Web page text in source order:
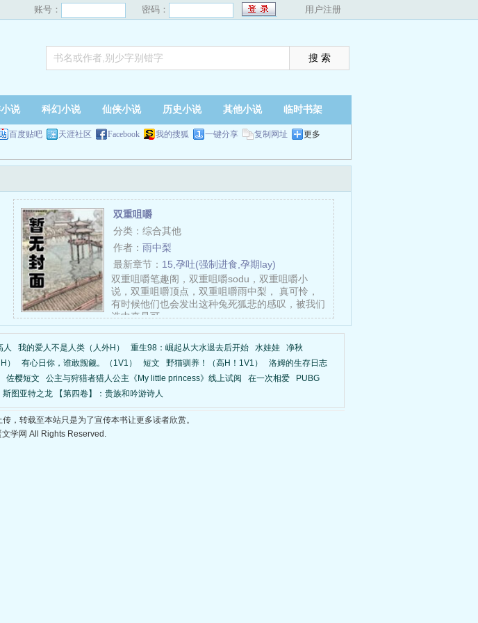
账号： 密码： 用户注册
说 科幻小说 仙侠小说 历史小说 其他小说 临时书架
百度贴吧 天涯社区 Facebook 我的搜狐 一键分享 复制网址 更多
双重咀嚼
分类：综合其他
作者： 雨中梨
最新章节： 15,孕吐(强制进食,孕期lay)
双重咀嚼笔趣阁，双重咀嚼sodu，双重咀嚼小
说，双重咀嚼顶点，双重咀嚼雨中梨， 真可怜，
有时候他们也会发出这种兔死狐悲的感叹，被我们
选中真是可……
人 我的爱人不是人类（人外H） 重生98：崛起从大水退去后开始 水娃娃
净秋
） 有心日你，谁敢觊觎。（1V1） 短文 野猫驯养！（高H！1V1）
洛姆的生存日志
佐樱短文 公主与狩猎者猎人公主《My little princess》线上试阅 在一次相爱
PUBG
斯图亚特之龙 【第四卷】：贵族和吟游诗人
，转载至本站只是为了宣传本书让更多读者欣赏。
学网 All Rights Reserved.